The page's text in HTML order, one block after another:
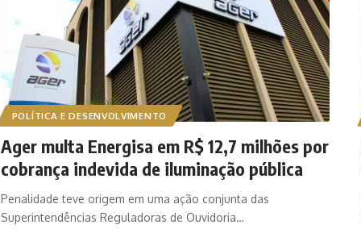
POLÍTICA E DESENVOLVIMENTO
Ager multa Energisa em R$ 12,7 milhões por
cobrança indevida de iluminação pública
Penalidade teve origem em uma ação conjunta das
Superintendências Reguladoras de Ouvidoria…